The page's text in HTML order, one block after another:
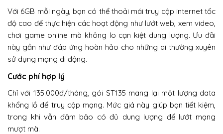
Với 6GB mỗi ngày, bạn có thể thoải mái truy cập internet tốc
độ cao để thực hiện các hoạt động như lướt web, xem video,
chơi game online mà không lo cạn kiệt dung lượng. Ưu đãi
này gần như đáp ứng hoàn hảo cho những ai thường xuyên
sử dụng mạng di động.
Cước phí hợp lý
Chỉ với 135.000đ/tháng, gói ST135 mang lại một lượng data
khổng lồ để truy cập mạng. Mức giá này giúp bạn tiết kiệm,
trong khi vẫn đảm bảo có đủ dung lượng để lướt mạng
mượt mà.